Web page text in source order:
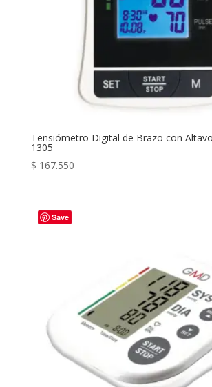
Tensiómetro Digital de Brazo con
1305
$ 167.550
Save